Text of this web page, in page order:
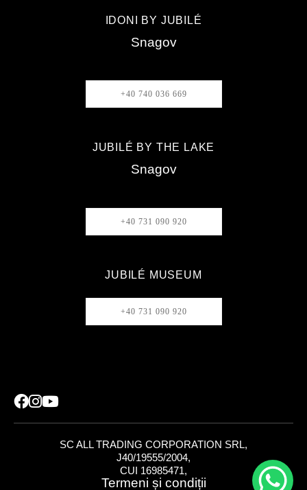
IDONI BY JUBILÉ
Snagov
+40 740 036 669
JUBILÉ BY THE LAKE
Snagov
+40 731 090 920
JUBILÉ MUSEUM
+40 731 090 920
SC ALL TRADING CORPORATION SRL,
J40/19555/2004,
CUI 16985471,
Termeni și condiții